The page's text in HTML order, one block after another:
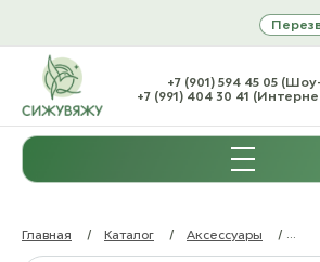
+7 (901) 594 45 05
+7 (991) 404 30 41
Главная / Каталог / Аксессуары /